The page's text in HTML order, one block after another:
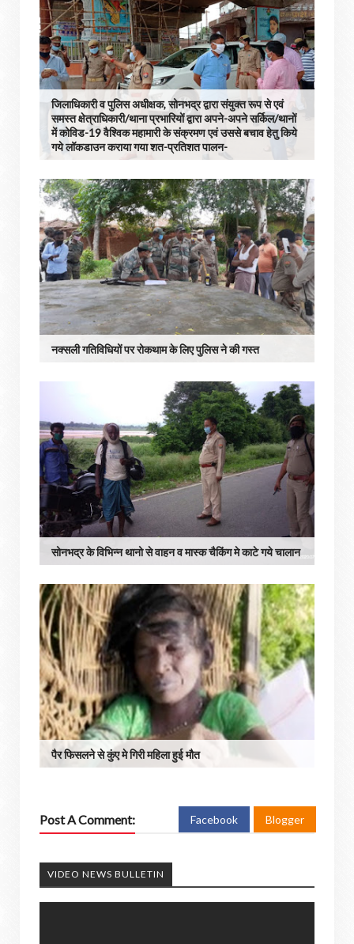
जिलाधिकारी व पुलिस अधीक्षक, सोनभद्र द्वारा संयुक्त रूप से एवं
समस्त क्षेत्राधिकारी/थाना प्रभारियों द्वारा अपने-अपने सर्किल/थानों
में कोविड-19 वैश्विक महामारी के संक्रमण एवं उससे बचाव हेतु किये
गये लॉकडाउन कराया गया शत-प्रतिशत पालन-
नक्सली गतिविधियों पर रोकथाम के लिए पुलिस ने की गस्त
सोनभद्र के विभिन्न थानो से वाहन व मास्क चैकिंग मे काटे गये चालान
पैर फिसलने से कुंए मे गिरी महिला हुई मौत
Post A Comment: Facebook Blogger
VIDEO NEWS BULLETIN